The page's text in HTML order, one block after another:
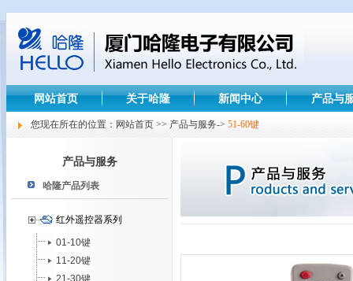
网站首页 关于哈隆 新闻中心 产品与
您现在所在的位置：网站首页 >> 产品与服务-> 51-60键
产品与服务
哈隆产品列表
红外遥控器系列
01-10键
11-20键
21-30键